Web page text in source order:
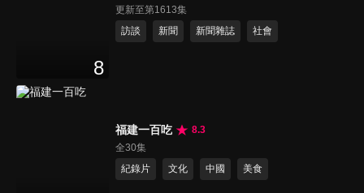
8
更新至第1613集
訪談
新聞 新聞雜誌 社會
福建一百吃
8.3
全30集
紀錄片
文化 中國 美食